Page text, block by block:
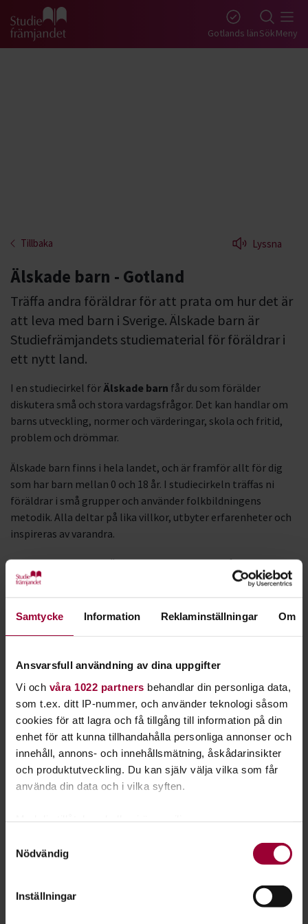
Samtycke Information Reklaminställningar Om
Ansvarsfull användning av dina uppgifter
Vi och våra 1022 partners behandlar din personliga data,
som t.ex. ditt IP-nummer, och använder teknologi såsom
cookies för att lagra och få tillgång till information på din
enhet för att kunna tillhandahålla personliga annonser och
innehåll, annons- och innehållsmätning, åskådarinsikter
och produktutveckling. Du kan själv välja vilka som får
använda din data och i vilka syften.
som kan ha en noggrannhet på upp till flera meter
Nödvändig
Inställningar
Gå till studiefrämjandets startsida Gotlands länSökMeny
Tillbaka Lyssna
Älskade barn - Gotland
Träffa andra föräldrar för att prata om hur det är
att leva med barn i Sverige. Älskade barn är
Studiefrämjandets studiematerial för föräldrar i
ett nytt land.
I en studiecirkel förÄlskade barn får du som förälder
diskutera små och stora vardagsfrågor. Det kan handlar om
barns utveckling, normer och värderingar, skola och fritid,
problem och drömmar.
Älskade barn finns i hela landet, och är framför allt för dig
som har barn mellan 0 och 18 år. I studiecirkeln träffas ni
föräldrar i små grupper och använder folkbildningens
metodik. Alla deltar på lika villkor, utbyter erfarenheter och
inspireras av varandra.
Studiematerialet för Älskade barn är baserat påFN:s
barnkonvention
. Frågeställningarna i studiecirklarna finns
översatta till somaliska och arabiska.
asylsökande. Frågeställningarna i dessa studiecirklar är
översatta till dari, tigrinja, arabiska och engelska.
Vi har också tre fördjupningscirklar som handlar om att
vänta och föda barn i Sverige. Där pratar vi också om barn
med särskilda behov samt hur vi i Sverige ser på flickor och
Följ med till Älskade barn i Enköping